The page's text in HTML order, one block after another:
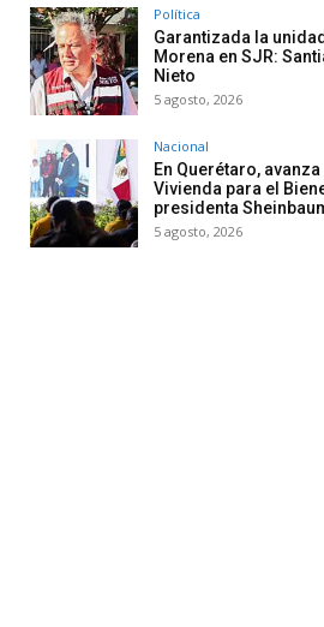
Política
Garantizada la
Morena en SJR:
Nieto
5 agosto, 2026
Nacional
En Querétaro, avanza
Vivienda para el
presidenta
5 agosto, 2026